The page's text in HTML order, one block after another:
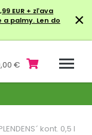
EUR + zľava
palmy. Len do
×
€
kont. 0,5 l